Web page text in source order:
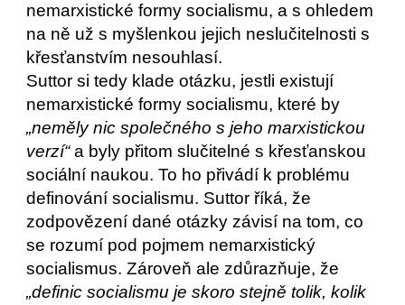
nemarxistické formy socialismu, a s ohledem
na ně už s myšlenkou jejich neslučitelnosti s
křesťanstvím nesouhlasí.
Suttor si tedy klade otázku, jestli existují
„neměly nic společného s jeho marxistickou
verzí“ a byly přitom slučitelné s křesťanskou
sociální naukou. To ho přivádí k problému
definování socialismu. Suttor říká, že
zodpovězení dané otázky závisí na tom, co
se rozumí pod pojmem nemarxistický
„definic socialismu je skoro stejně tolik, kolik